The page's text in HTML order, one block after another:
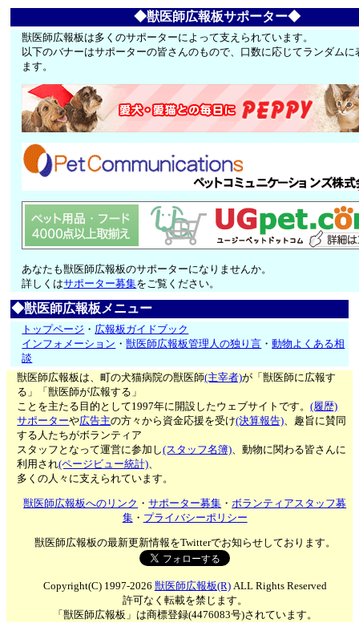
◆獣医師広報板サポーター◆
獣医師広報板は多くのサポーターによって支えられています。
以下のバナーはサポーターの皆さんのもので、口数に応じてランダムに
ます。
あなたも獣医師広報板のサポーターになりませんか。
詳しくはサポーター募集をご覧ください。
◆獣医師広報板メニュー
トップページ ・ 広報板ガイドブック
インフォメーション ・獣医師広報板管理人の独り言 ・動物よくある相
談
獣医師広報板は、町の犬猫病院の獣医師(主宰者)が「獣医師に広報す
る」「獣医師が広報する」
ことを主たる目的として1997年に開設したウェブサイトです。(履歴)
サポーターや広告主の方々から資金応援を受け(決算報告)、趣旨に賛同
する人たちがボランティア
スタッフとなって運営に参加し(スタッフ名簿)、動物に関わる皆さんに
利用され(ページビュー統計)、
多くの人々に支えられています。
獣医師広報板へのリンク ・サポーター募集 ・ボランティアスタッフ募
集・ プライバシーポリシー
獣医師広報板の最新更新情報をTwitterでお知らせしております。
Copyright(C) 1997-2026 獣医師広報板(R)ALL Rights Reserved
許可なく転載を禁じます。
「獣医師広報板」は商標登録(4476083号)されています。